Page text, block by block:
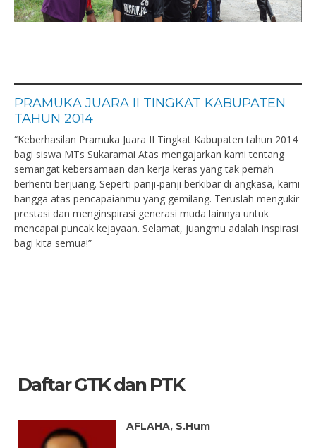
PRAMUKA JUARA II TINGKAT KABUPATEN
TAHUN 2014
“Keberhasilan Pramuka Juara II Tingkat Kabupaten tahun 2014
bagi siswa MTs Sukaramai Atas mengajarkan kami tentang
semangat kebersamaan dan kerja keras yang tak pernah
berhenti berjuang. Seperti panji-panji berkibar di angkasa, kami
bangga atas pencapaianmu yang gemilang. Teruslah mengukir
prestasi dan menginspirasi generasi muda lainnya untuk
mencapai puncak kejayaan. Selamat, juangmu adalah inspirasi
bagi kita semua!”
Daftar GTK dan PTK
AFLAHA, S.Hum